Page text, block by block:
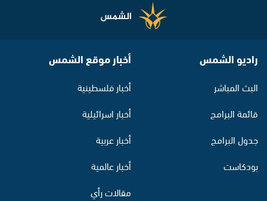
راديو الشمس
البث المباشر
قائمة البرامج
جدول البرامج
بودكاست
أخبار موقع الشمس
أخبار فلسطينية
أخبار اسرائيلية
أخبار عربية
أخبار عالمية
مقالات رأي